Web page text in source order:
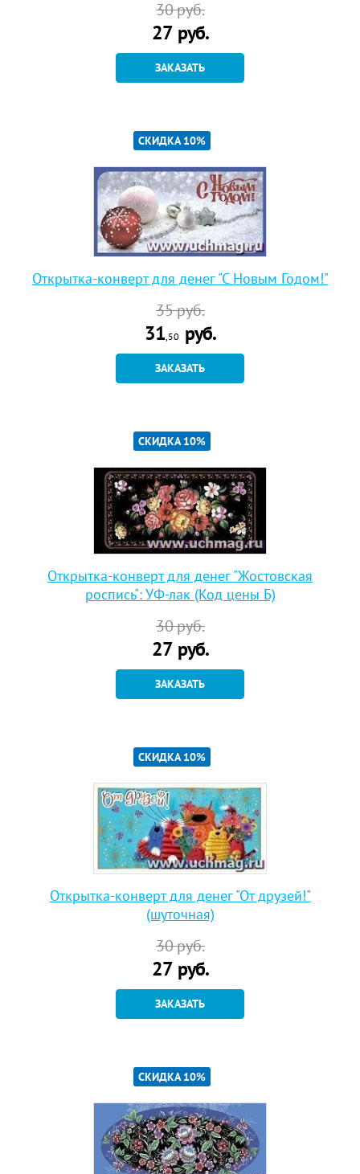
30руб.
27руб.
ЗАКАЗАТЬ
СКИДКА 10%
Открытка-конверт для денег "С Новым Годом!"
35руб.
31,50 руб.
ЗАКАЗАТЬ
СКИДКА 10%
Открытка-конверт для денег "Жостовская
роспись": УФ-лак (Код цены Б)
30руб.
27руб.
ЗАКАЗАТЬ
СКИДКА 10%
Открытка-конверт для денег "От друзей!"
(шуточная)
30руб.
27руб.
ЗАКАЗАТЬ
СКИДКА 10%